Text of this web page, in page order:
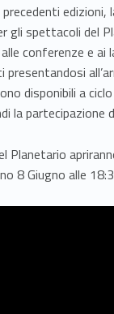
edizioni,
gli spettacoli del
conferenze e ai
disponibili a
la partecipazione
Planetario
8 Giugno alle